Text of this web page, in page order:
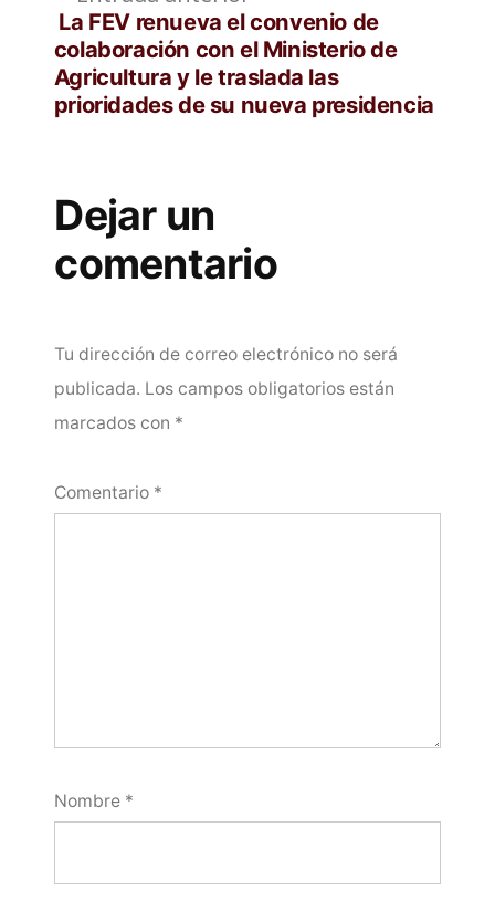
anterior:
La FEV renueva el convenio de
colaboración con el Ministerio de
Agricultura y le traslada las
prioridades de su nueva presidencia
Dejar un
comentario
Tu dirección de correo electrónico no será
publicada. Los campos obligatorios están
marcados con *
Comentario *
Nombre *